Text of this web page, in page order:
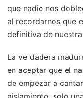
que nadie nos
al recordarnos que
definitiva de
La verdadera
en aceptar que el
de empezar a
aislamiento, solo